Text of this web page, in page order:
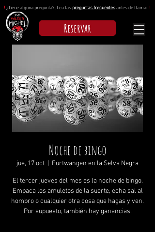
! ¿Tiene alguna pregunta? ¡Lea las preguntas frecuentesantes de llamar !
Reservar
Noche de bingo
jue, 17 oct Furtwangen en la Selva Negra
El tercer jueves del mes es la noche de bingo.
Empaca los amuletos de la suerte, echa sal al
hombro o cualquier otra cosa que hagas y ven.
Por supuesto, también hay ganancias.